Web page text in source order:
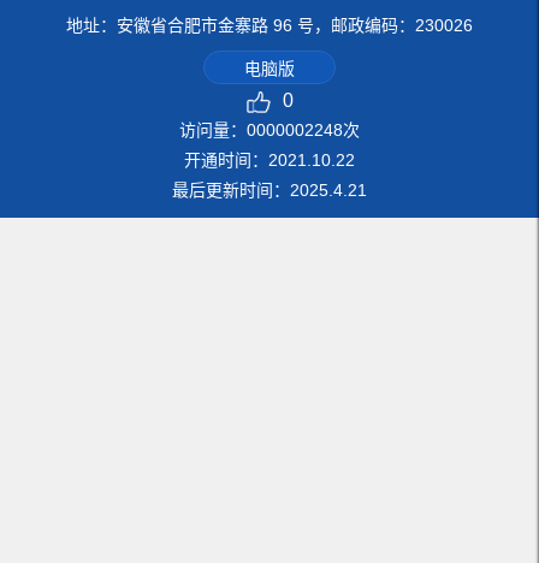
地址：安徽省合肥市金寨路 96 号，邮政编码：230026
电脑版
0
访问量： 0000002248次
开通时间： 2021 10 22
最后更新时间： 2025 4 21